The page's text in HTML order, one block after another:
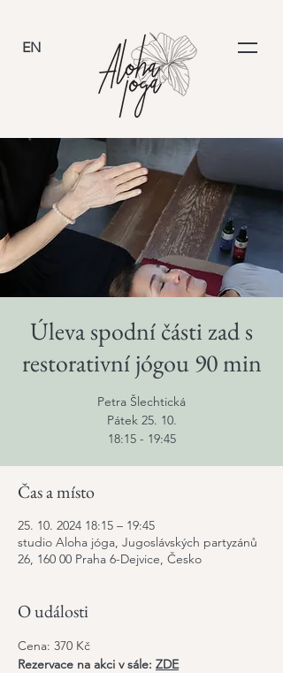
EN
Úleva spodní části zad s
restorativní jógou 90 min
Petra Šlechtická
Pátek 25. 10.
18:15 - 19:45
Čas a místo
25. 10. 2024 18:15 – 19:45
studio Aloha jóga, Jugoslávských partyzánů
26, 160 00 Praha 6-Dejvice, Česko
O události
Cena: 370 Kč
Rezervace na akci v sále: ZDE